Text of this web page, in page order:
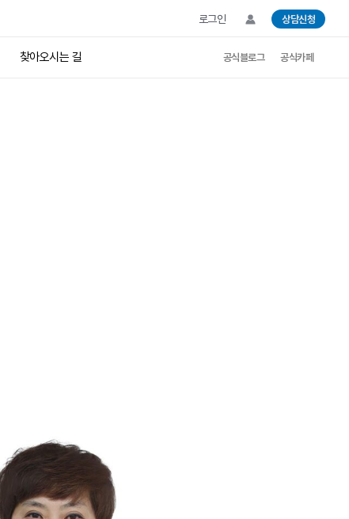
로그인 상담신청
찾아오시는 길 공식블로그 공식카페